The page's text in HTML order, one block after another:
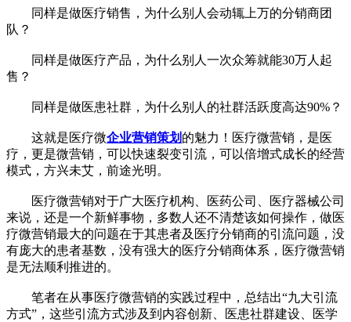
同样是做医疗销售，为什么别人会动辄上万的分销商团
队？
同样是做医疗产品，为什么别人一次众筹就能30万人起
售？
同样是做医患社群，为什么别人的社群活跃度高达90%？
这就是医疗微企业营销策划 的魅力！医疗微营销，是医
疗，更是微营销，可以快速裂变引流，可以倍增式成长的经营
模式，方兴未艾，前途光明。
医疗微营销对于广大医疗机构、医药公司、医疗器械公司
来说，还是一个新鲜事物，多数人还不清楚该如何操作，做医
疗微营销最大的问题在于其患者及医疗分销商的引流问题，没
有庞大的患者基数，没有强大的医疗分销商体系，医疗微营销
是无法顺利推进的。
笔者在从事医疗微营销的实践过程中，总结出“九大引流
方式”，这些引流方式涉及到内容创新、医患社群建设、医学